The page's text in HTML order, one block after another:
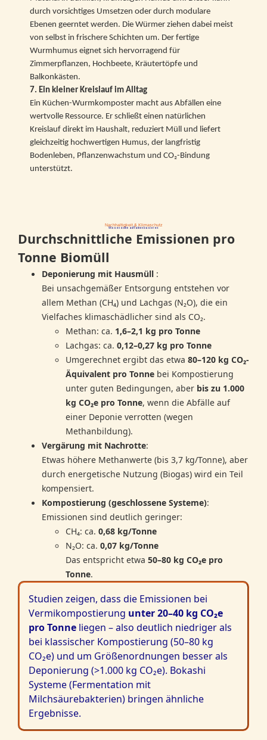
durch vorsichtiges Umsetzen oder durch modulare
Ebenen geerntet werden. Die Würmer ziehen dabei meist
von selbst in frischere Schichten um. Der fertige
Wurmhumus eignet sich hervorragend für
Zimmerpflanzen, Hochbeete, Kräutertöpfe und
Balkonkästen.
7. Ein kleiner Kreislauf im Alltag
Ein Küchen-Wurmkomposter macht aus Abfällen eine
wertvolle Ressource. Er schließt einen natürlichen
Kreislauf direkt im Haushalt, reduziert Müll und liefert
gleichzeitig hochwertigen Humus, der langfristig
Bodenleben, Pflanzenwachstum und CO₂-Bindung
unterstützt.
Nachhaltigkeit & Klimaschutz
Wissen sollte auf Fakten basieren:
Durchschnittliche Emissionen pro
Tonne Biomüll
Deponierung mit Hausmüll :
Bei unsachgemäßer Entsorgung entstehen vor
allem Methan (CH₄) und Lachgas (N₂O), die ein
Vielfaches klimaschädlicher sind als CO₂.
Methan: ca. 1,6–2,1 kg pro Tonne
Lachgas: ca. 0,12–0,27 kg pro Tonne
Umgerechnet ergibt das etwa 80–120 kg CO₂-
Äquivalent pro Tonne bei Kompostierung
unter guten Bedingungen, aber bis zu 1.000
kg CO₂e pro Tonne, wenn die Abfälle auf
einer Deponie verrotten (wegen
Methanbildung).
Vergärung mit Nachrotte:
Etwas höhere Methanwerte (bis 3,7 kg/Tonne), aber
durch energetische Nutzung (Biogas) wird ein Teil
kompensiert.
Kompostierung (geschlossene Systeme):
Emissionen sind deutlich geringer:
CH₄: ca. 0,68 kg/Tonne
N₂O: ca. 0,07 kg/Tonne
Das entspricht etwa 50–80 kg CO₂e pro
Tonne.
Studien zeigen, dass die Emissionen bei
Vermikompostierung unter 20–40 kg CO₂e
pro Tonne liegen – also deutlich niedriger als
bei klassischer Kompostierung (50–80 kg
CO₂e) und um Größenordnungen besser als
Deponierung (>1.000 kg CO₂e). Bokashi
Systeme (Fermentation mit
Milchsäurebakterien) bringen ähnliche
Ergebnisse.